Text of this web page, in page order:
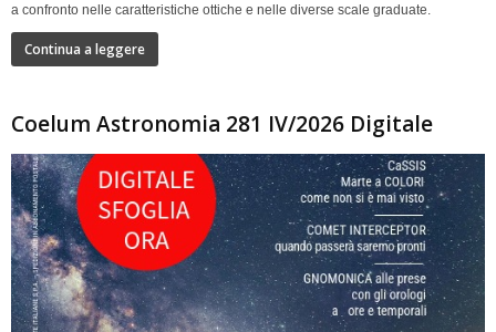
a confronto nelle caratteristiche ottiche e nelle diverse scale graduate.
Continua a leggere
Coelum Astronomia 281 IV/2026 Digitale